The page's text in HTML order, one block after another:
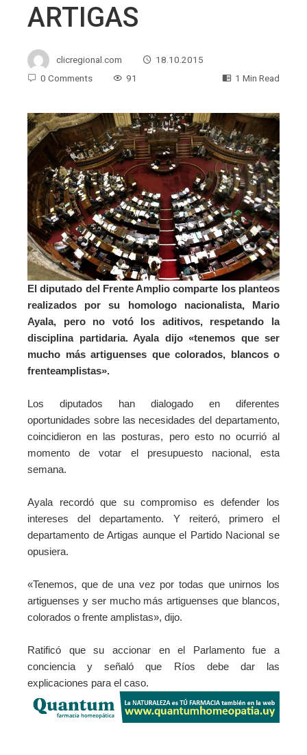
ARTIGAS
clicregional.com
18.10.2015
0 Comments
91 1 Min Read
El diputado del Frente Amplio comparte los planteos
realizados por su homologo nacionalista, Mario
Ayala, pero no votó los aditivos, respetando la
disciplina partidaria. Ayala dijo «tenemos que ser
mucho más artiguenses que colorados, blancos o
frenteamplistas».
Los diputados han dialogado en diferentes
oportunidades sobre las necesidades del departamento,
coincidieron en las posturas, pero esto no ocurrió al
momento de votar el presupuesto nacional, esta
semana.
Ayala recordó que su compromiso es defender los
intereses del departamento. Y reiteró, primero el
departamento de Artigas aunque el Partido Nacional se
opusiera.
«Tenemos, que de una vez por todas que unirnos los
artiguenses y ser mucho más artiguenses que blancos,
colorados o frente amplistas», dijo.
Ratificó que su accionar en el Parlamento fue a
conciencia y señaló que Ríos debe dar las
explicaciones para el caso.